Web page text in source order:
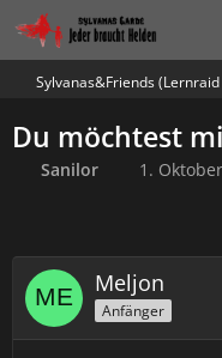
Sylvanas&Friends (Lernraid
Du möchtest
Sanilor 1.
Meljon
Anfänger